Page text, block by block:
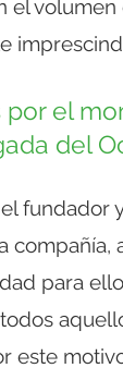
el
por el
del
fundador
compañía,
para
este